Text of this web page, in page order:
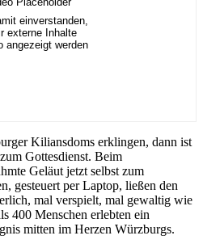
einverstanden,
externe Inhalte
angezeigt werden
Kiliansdoms erklingen, dann ist
Gottesdienst. Beim
Geläut jetzt selbst zum
gesteuert per Laptop, ließen den
mal verspielt, mal gewaltig wie
400 Menschen erlebten ein
mitten im Herzen Würzburgs.